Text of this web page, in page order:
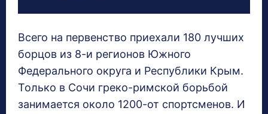
Всего на первенство приехали 180 лучших
борцов из 8-и регионов Южного
Федерального округа и Республики Крым.
Только в Сочи греко-римской борьбой
занимается около 1200-от спортсменов. И